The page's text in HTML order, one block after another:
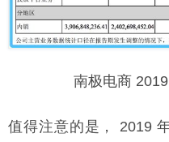
南极电商
值得注意的是， 2019